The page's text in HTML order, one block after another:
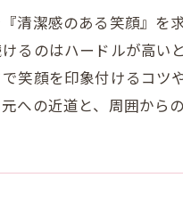
清潔感のある笑顔』
るのはハードルが高
笑顔を印象付けるコ
への近道と、周囲から